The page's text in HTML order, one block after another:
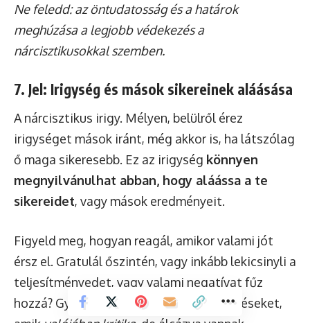
Ne feledd: az öntudatosság és a határok
meghúzása a legjobb védekezés a
nárcisztikusokkal szemben.
7. Jel: Irigység és mások sikereinek aláásása
A nárcisztikus irigy. Mélyen, belülről érez
irigységet mások iránt, még akkor is, ha látszólag
ő maga sikeresebb. Ez az irigység könnyen
megnyilvánulhat abban, hogy aláássa a te
sikereidet, vagy mások eredményeit.
Figyeld meg, hogyan reagál, amikor valami jót
érsz el. Gratulál őszintén, vagy inkább lekicsinyli a
teljesítményedet, vagy valami negatívat fűz
hozzá? Gyakran hallhatsz tőle megjegyzéseket,